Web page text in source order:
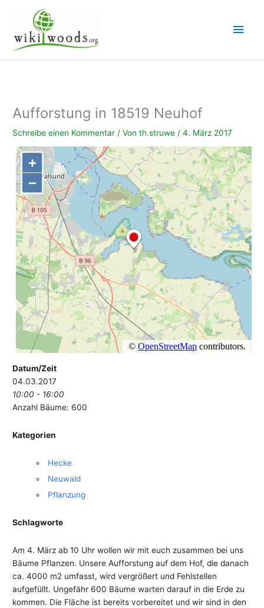
springen
Aufforstung in 18519 Neuhof
Schreibe einen Kommentar / Vonth.struwe /4. März 2017
Datum/Zeit
04.03.2017
10:00 - 16:00
Anzahl Bäume: 600
Kategorien
Hecke
Neuwald
Pflanzung
Schlagworte
Am 4. März ab 10 Uhr wollen wir mit euch zusammen bei uns
Bäume Pflanzen. Unsere Aufforstung auf dem Hof, die danach
ca. 4000 m2 umfasst, wird vergrößert und Fehlstellen
aufgefüllt. Ungefähr 600 Bäume warten darauf in die Erde zu
kommen. Die Fläche ist bereits vorbereitet und wir sind in den